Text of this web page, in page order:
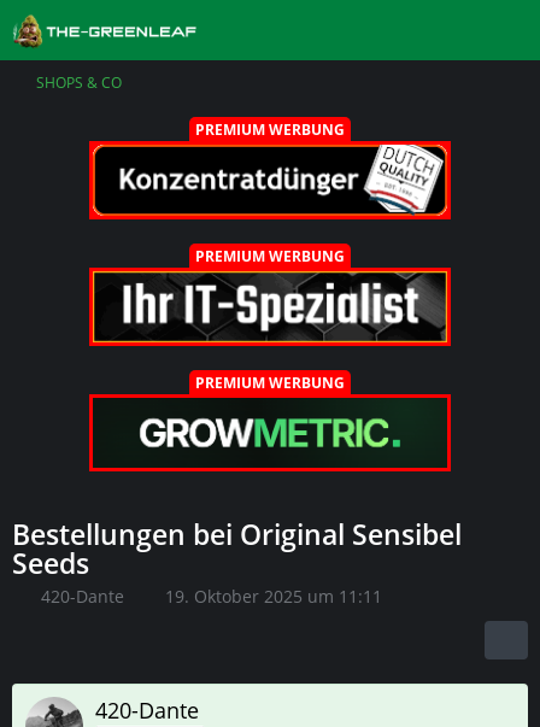
SHOPS & CO
PREMIUM WERBUNG
PREMIUM WERBUNG
PREMIUM WERBUNG
Bestellungen bei Original Sensibel
Seeds
420-Dante 19. Oktober 2025 um 11:11
420-Dante